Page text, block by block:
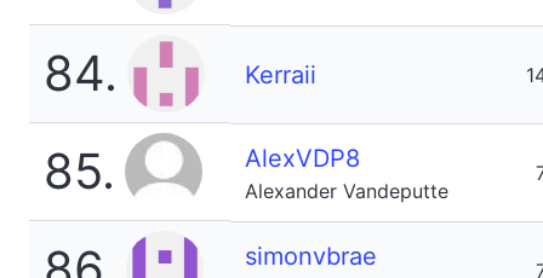
84. Kerraii
85. AlexVDP8
Alexander Vandeputte
simonvbrae